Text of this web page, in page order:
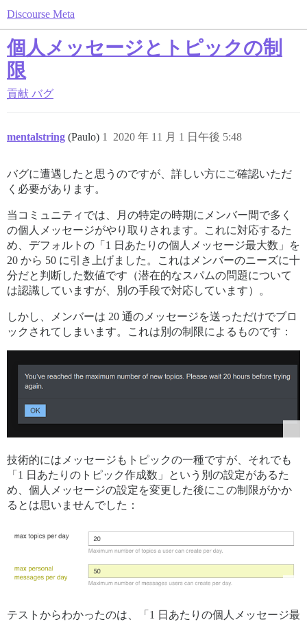
Discourse Meta
個人メッセージとトピックの制
限
貢献 バグ
mentalstring (Paulo) 2020 年 11 月 1 日午後 5:48
1
バグに遭遇したと思うのですが、詳しい方にご確認いただ
く必要があります。
当コミュニティでは、月の特定の時期にメンバー間で多く
の個人メッセージがやり取りされます。これに対応するた
め、デフォルトの「1 日あたりの個人メッセージ最大数」を
20 から 50 に引き上げました。これはメンバーのニーズに十
分だと判断した数値です（潜在的なスパムの問題について
は認識していますが、別の手段で対応しています）。
しかし、メンバーは 20 通のメッセージを送っただけでブロ
ックされてしまいます。これは別の制限によるものです：
技術的にはメッセージもトピックの一種ですが、それでも
「1 日あたりのトピック作成数」という別の設定があるた
め、個人メッセージの設定を変更した後にこの制限がかか
るとは思いませんでした：
テストからわかったのは、「1 日あたりの個人メッセージ最